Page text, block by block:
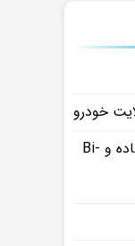
خودرو
مزایا و معایب هر دو سیستم (لنز ساده و Bi-